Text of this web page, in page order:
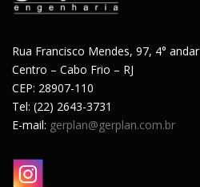
Rua Francisco Mendes, 97, 4° andar
Centro – Cabo Frio – RJ
CEP: 28907-110
Tel: (22) 2643-3731
E-mail: gerplan@gerplan.com.br